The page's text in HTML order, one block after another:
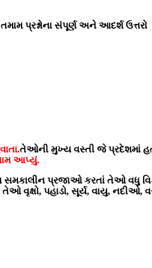
તમામ પ્રશ્નોના સંપૂર્ણ અને આદર્શ
તેઓની મુખ્ય વસ્તી જે પ્રદેશમાં
આપ્યું.
સમકાલીન પ્રજાઓ કરતાં તેઓ વધુ
તેઓ વૃક્ષો, પહાડો, સૂર્ય, વાયુ, નદીઓ,